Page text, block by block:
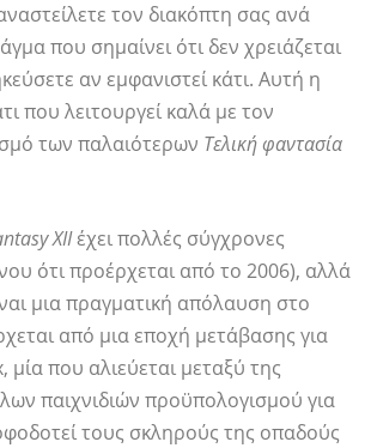
τον διακόπτη σας ανά
που σημαίνει ότι δεν χρειάζεται
αν εμφανιστεί κάτι. Αυτή η
που λειτουργεί καλά με τον
των παλαιότερων Τελική φαντασία
XIIέχει πολλές σύγχρονες
ότι προέρχεται από το 2006), αλλά
μια πραγματική απόλαυση στο
από μια εποχή μετάβασης για
μία που αλιεύεται μεταξύ της
παιχνιδιών προϋπολογισμού για
τους σκληρούς της οπαδούς